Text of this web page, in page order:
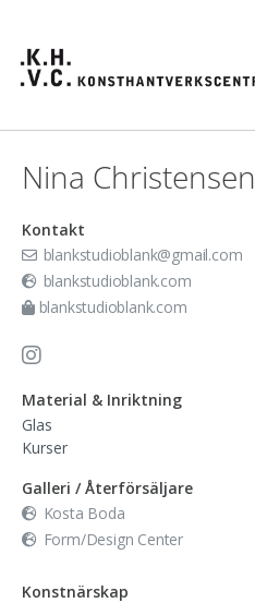
Nina Christensen
Kontakt
blankstudioblank@gmail.com
blankstudioblank.com
blankstudioblank.com
Material & Inriktning
Glas
Kurser
Galleri / Återförsäljare
Kosta Boda
Form/Design Center
Konstnärskap